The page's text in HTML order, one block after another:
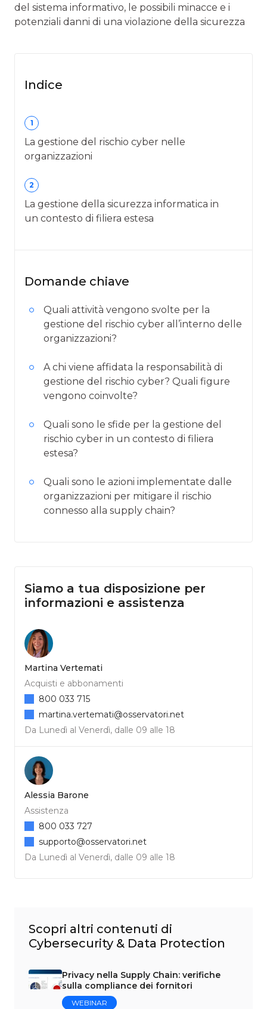
del sistema informativo, le possibili minacce e i
potenziali danni di una violazione della sicurezza
Indice
1
La gestione del rischio cyber nelle
organizzazioni
2
La gestione della sicurezza informatica in
un contesto di filiera estesa
Domande chiave
Quali attività vengono svolte per la
gestione del rischio cyber all’interno delle
organizzazioni?
A chi viene affidata la responsabilità di
gestione del rischio cyber? Quali figure
vengono coinvolte?
Quali sono le sfide per la gestione del
rischio cyber in un contesto di filiera
estesa?
Quali sono le azioni implementate dalle
organizzazioni per mitigare il rischio
connesso alla supply chain?
Siamo a tua disposizione per
informazioni e assistenza
Martina Vertemati
Acquisti e abbonamenti
Da Lunedì al Venerdì, dalle 09 alle 18
800 033 715
martina.vertemati@osservatori.net
Alessia Barone
Assistenza
Da Lunedì al Venerdì, dalle 09 alle 18
800 033 727
supporto@osservatori.net
Scopri altri contenuti di
Cybersecurity & Data Protection
Privacy nella Supply Chain: verifiche
sulla compliance dei fornitori
WEBINAR